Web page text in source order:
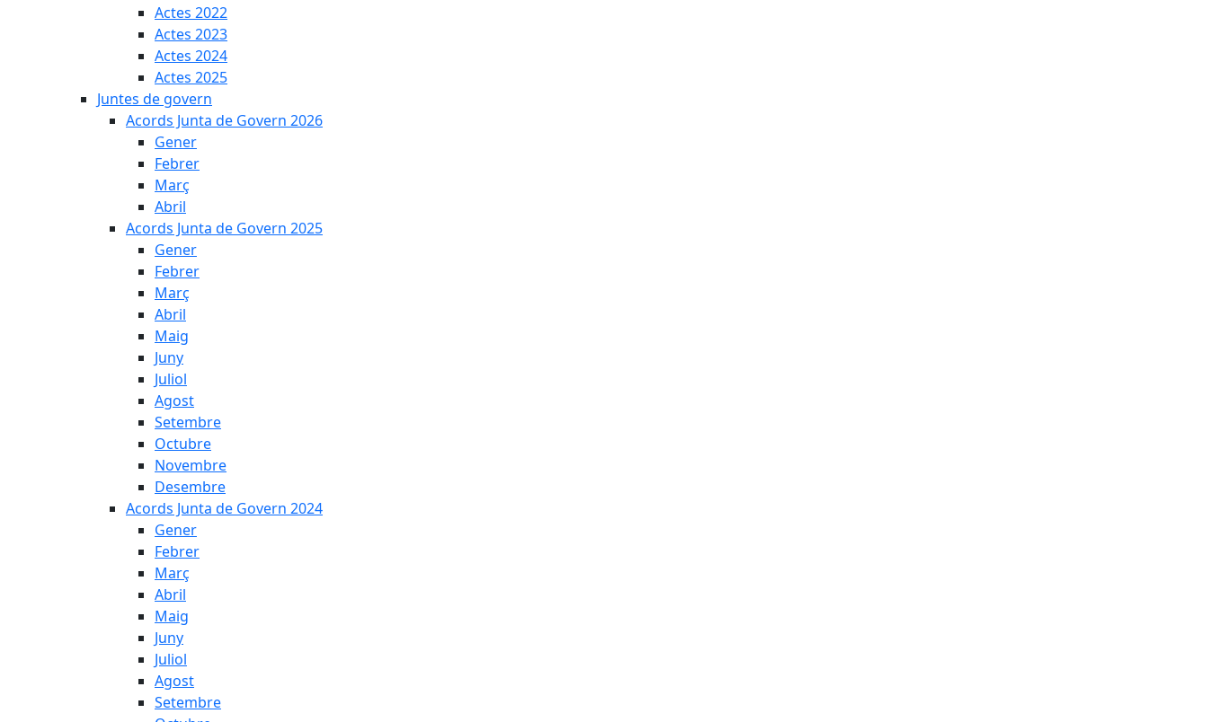
Actes 2022
Actes 2023
Actes 2024
Actes 2025
Juntes de govern
Acords Junta de Govern 2026
Gener
Febrer
Març
Abril
Acords Junta de Govern 2025
Gener
Febrer
Març
Abril
Maig
Juny
Juliol
Agost
Setembre
Octubre
Novembre
Desembre
Acords Junta de Govern 2024
Gener
Febrer
Març
Abril
Maig
Juny
Juliol
Agost
Setembre